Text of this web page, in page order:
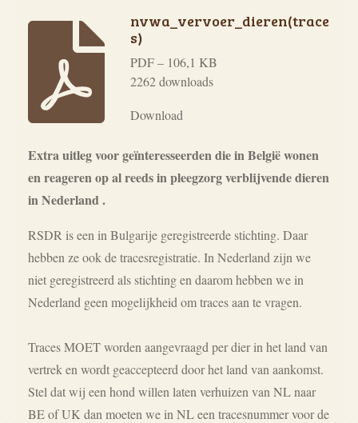
nvwa_vervoer_dieren(trace
s)
PDF – 106,1 KB
2262 downloads
Download
Extra uitleg voor geïnteresseerden die in België wonen
en reageren op al reeds in pleegzorg verblijvende dieren
in Nederland .
RSDR is een in Bulgarije geregistreerde stichting. Daar
hebben ze ook de tracesregistratie. In Nederland zijn we
niet geregistreerd als stichting en daarom hebben we in
Nederland geen mogelijkheid om traces aan te vragen.
Traces MOET worden aangevraagd per dier in het land van
vertrek en wordt geaccepteerd door het land van aankomst.
Stel dat wij een hond willen laten verhuizen van NL naar
BE of UK dan moeten we in NL een tracesnummer voor de